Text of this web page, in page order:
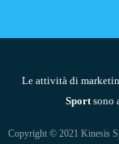
Le attività di
Sportsono
Copyright © 2021 Kinesis